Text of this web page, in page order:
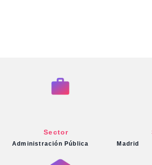
Sector
Administración Pública Madrid